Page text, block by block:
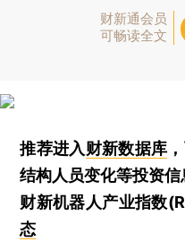
财新通会员
可畅读全文
推荐进入财新数据库
结构人员变化等投资信
财新机器人产业指数
态